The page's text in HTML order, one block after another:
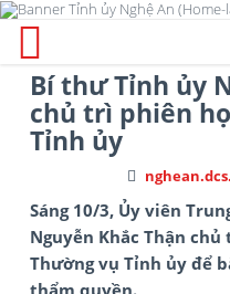
Bí thư Tỉnh ủy
chủ trì phiên
Tỉnh ủy
Sáng 10/3, Ủy viên
Nguyễn Khắc Thận
Thường vụ Tỉnh ủy để
thẩm quyền.